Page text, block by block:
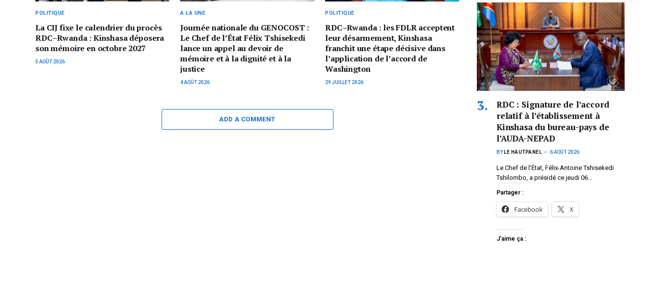
POLITIQUE
La CIJ fixe le calendrier du procès
RDC–Rwanda : Kinshasa déposera
son mémoire en octobre 2027
5 AOÛT 2026
A LA UNE
Journée nationale du GENOCOST :
Le Chef de l’État Félix Tshisekedi
lance un appel au devoir de
mémoire et à la dignité et à la
justice
4 AOÛT 2026
POLITIQUE
RDC–Rwanda : les FDLR acceptent
leur désarmement, Kinshasa
franchit une étape décisive dans
l’application de l’accord de
Washington
29 JUILLET 2026
ADD A COMMENT
RDC : Signature de l’accord
relatif à l’établissement à
Kinshasa du bureau-pays de
l’AUDA-NEPAD
BY LE HAUTPANEL 6 AOÛT 2026
Le Chef de l’État, Félix-Antoine Tshisekedi
Tshilombo, a présidé ce jeudi 06…
Partager :
Facebook X
J’aime ça :